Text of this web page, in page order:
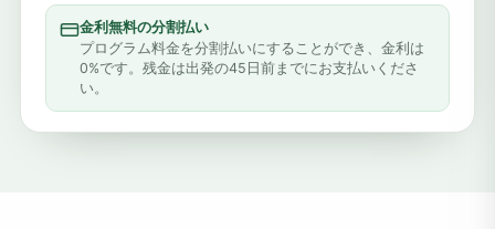
金利無料の分割払い
プログラム料金を分割払いにすることができ、金利は
0%です。残金は出発の45日前までにお支払いくださ
い。